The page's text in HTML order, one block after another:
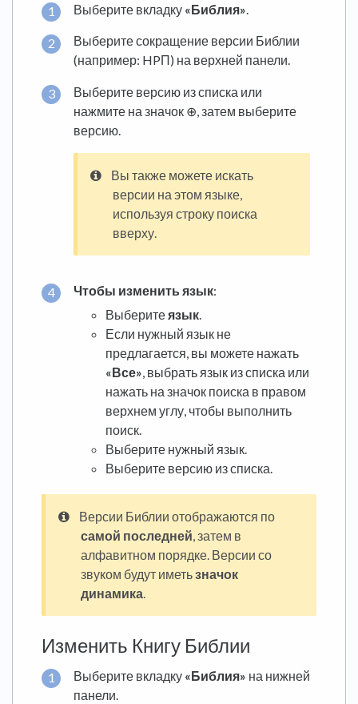
Выберите вкладку «Библия».
Выберите сокращение версии Библии
(например: HPП) на верхней панели.
Выберите версию из списка или
нажмите на значок ⊕, затем выберите
версию.
Вы также можете искать
версии на этом языке,
используя строку поиска
вверху.
Чтобы изменить язык:
Выберитеязык
Если нужный язык не
предлагается, вы можете нажать
«Все» , выбрать язык из списка или
нажать на значок поиска в правом
верхнем углу, чтобы выполнить
поиск.
Выберите нужный язык.
Выберите версию из списка.
Версии Библии отображаются по
самой последней, затем в
алфавитном порядке. Версии со
звуком будут иметьзначок
динамика.
Изменить Книгу Библии
Выберите вкладку «Библия» на нижней
панели.